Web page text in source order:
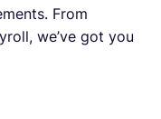
From
we’ve got you